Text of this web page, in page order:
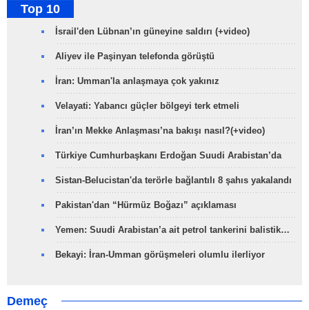
Top 10
İsrail'den Lübnan’ın güneyine saldırı (+video)
Aliyev ile Paşinyan telefonda görüştü
İran: Umman'la anlaşmaya çok yakınız
Velayati: Yabancı güçler bölgeyi terk etmeli
İran’ın Mekke Anlaşması’na bakışı nasıl?(+video)
Türkiye Cumhurbaşkanı Erdoğan Suudi Arabistan’da
Sistan-Belucistan'da terörle bağlantılı 8 şahıs yakalandı
Pakistan'dan “Hürmüz Boğazı” açıklaması
Yemen: Suudi Arabistan’a ait petrol tankerini balistik…
Bekayi: İran-Umman görüşmeleri olumlu ilerliyor
Demeç